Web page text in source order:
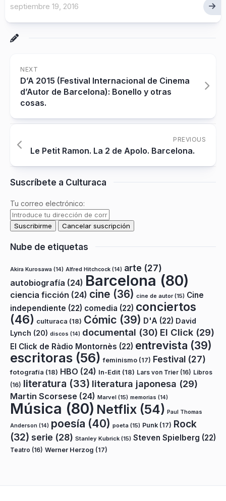
septiembre 19, 2016
NEXT
D’A 2015 (Festival Internacional de Cinema
d’Autor de Barcelona): Bonello y otras
cosas.
PREVIOUS
Le Petit Ramon. La 2 de Apolo. Barcelona.
Suscríbete a Culturaca
Tu correo electrónico:
Nube de etiquetas
Akira Kurosawa (14) Alfred Hitchcock (14) arte (27)
autobiografía (24) Barcelona (80)
ciencia ficción (24) cine (36) cine de autor(15) Cine
independiente (22) comedia (22) conciertos
(46) culturaca (18) Cómic (39) D'A (22) David
Lynch (20) discos (14) documental (30) El Click (29)
El Click de Ràdio Montornès (22) entrevista (39)
escritoras (56) feminismo (17) Festival (27)
fotografía (18) HBO (24) In-Edit (18) Lars von Trier (16) Libros
(16) literatura (33) literatura japonesa (29)
Martin Scorsese (24) Marvel (15) memorias (14)
Música (80) Netflix (54) Paul Thomas
Anderson (14) poesía (40) poeta (15) Punk (17) Rock
(32) serie (28) Stanley Kubrick (15) Steven Spielberg (22)
Teatro (16) Werner Herzog (17)